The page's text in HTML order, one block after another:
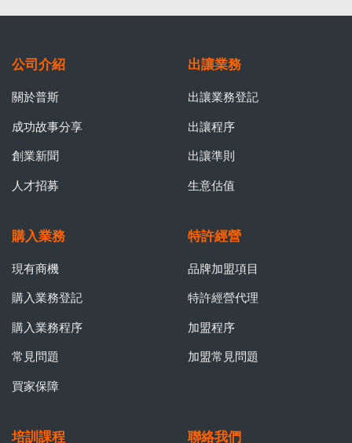
公司介紹
關於普斯
成功故事分享
創業新聞
人才招募
出讓業務
出讓業務登記
出讓程序
出讓準則
生意估值
購入業務
現有商機
購入業務登記
購入業務程序
常見問題
買家保障
特許經營
品牌加盟項目
特許經營代理
加盟程序
加盟常見問題
培訓課程 聯絡我們